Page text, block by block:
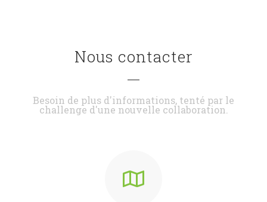
Nous contacter
Besoin de plus d'informations, tenté par le
challenge d'une nouvelle collaboration.